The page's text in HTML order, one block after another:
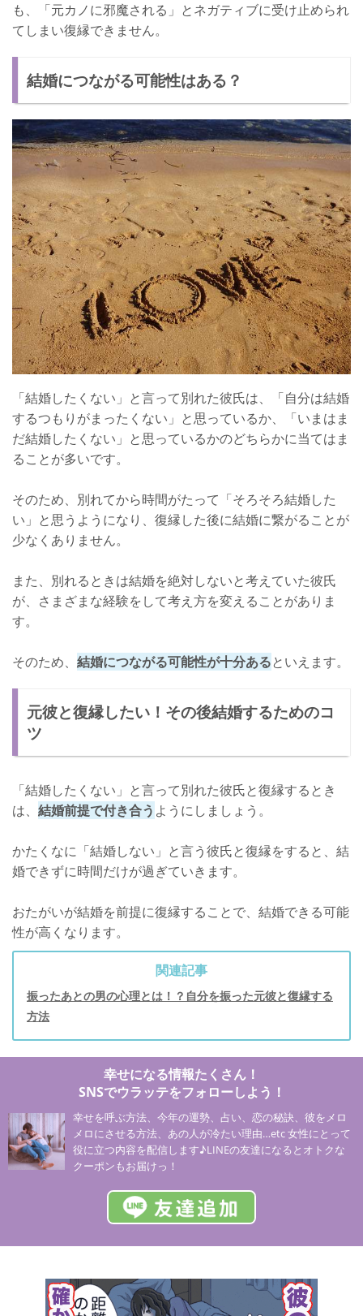
も、「元カノに邪魔される」とネガティブに受け止められ
てしまい復縁できません。
結婚につながる可能性はある？
「結婚したくない」と言って別れた彼氏は、「自分は結婚
するつもりがまったくない」と思っているか、「いまはま
だ結婚したくない」と思っているかのどちらかに当てはま
ることが多いです。
そのため、別れてから時間がたって「そろそろ結婚した
い」と思うようになり、復縁した後に結婚に繋がることが
少なくありません。
また、別れるときは結婚を絶対しないと考えていた彼氏
が、さまざまな経験をして考え方を変えることがありま
す。
そのため、 結婚につながる可能性が十分あるといえます。
元彼と復縁したい！その後結婚するためのコ
ツ
「結婚したくない」と言って別れた彼氏と復縁するとき
は、 結婚前提で付き合う ようにしましょう。
かたくなに「結婚しない」と言う彼氏と復縁をすると、結
婚できずに時間だけが過ぎていきます。
おたがいが結婚を前提に復縁することで、結婚できる可能
性が高くなります。
関連記事
振ったあとの男の心理とは！？自分を振った元彼と復縁する
方法
幸せになる情報たくさん！
SNSでウラッテをフォローしよう！
幸せを呼ぶ方法、今年の運勢、占い、恋の秘訣、彼をメロ
メロにさせる方法、あの人が冷たい理由…etc 女性にとって
役に立つ内容を配信します♪LINEの友達になるとオトクな
クーポンもお届けっ！